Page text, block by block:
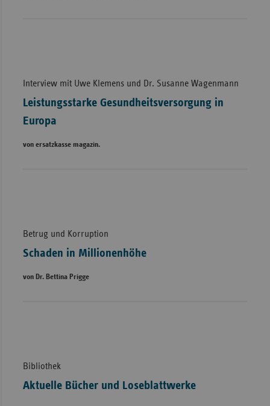
Interview mit Uwe Klemens und Dr. Susanne Wagenmann
Leistungsstarke Gesundheitsversorgung in
Europa
von ersatzkasse magazin.
Betrug und Korruption
Schaden in Millionenhöhe
von Dr. Bettina Prigge
Bibliothek
Aktuelle Bücher und Loseblattwerke